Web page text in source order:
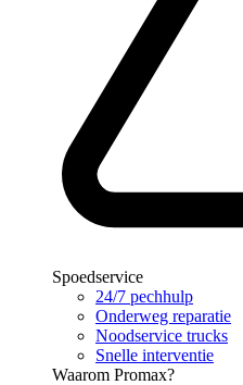
Spoedservice
24/7 pechhulp
Onderweg reparatie
Noodservice trucks
Snelle interventie
Waarom Promax?